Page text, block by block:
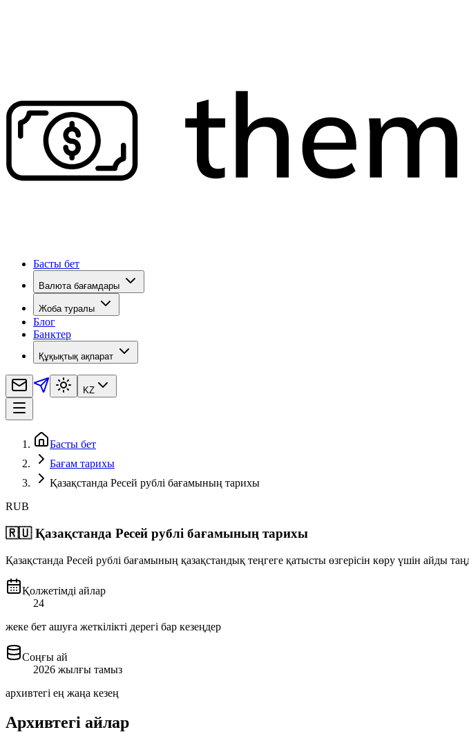
Басты бет
Валюта бағамдары
Жоба туралы
Блог
Банктер
Құқықтық ақпарат
KZ
Басты бет
Бағам тарихы
Қазақстанда Ресей рублі бағамының тарихы
RUB
🇷🇺 Қазақстанда Ресей рублі бағамының тарихы
Қазақстанда Ресей рублі бағамының қазақстандық теңгеге қатысты өзгерісін көру үшін айды
Қолжетімді айлар
24
жеке бет ашуға жеткілікті дерегі бар кезеңдер
Соңғы ай
2026 жылғы тамыз
архивтегі ең жаңа кезең
Архивтегі айлар